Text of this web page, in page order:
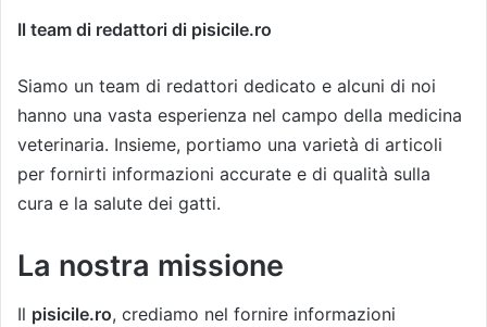
Il team di redattori di pisicile.ro
Siamo un team di redattori dedicato e alcuni di noi
hanno una vasta esperienza nel campo della medicina
veterinaria. Insieme, portiamo una varietà di articoli
per fornirti informazioni accurate e di qualità sulla
cura e la salute dei gatti.
La nostra missione
Il pisicile.ro, crediamo nel fornire informazioni